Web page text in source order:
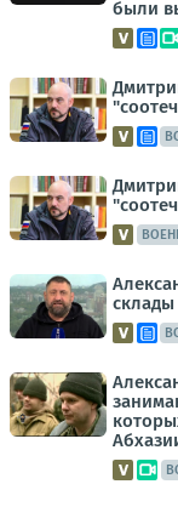
были
склады